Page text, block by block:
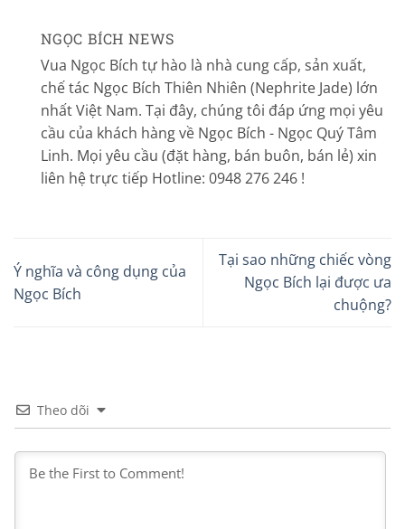
NGỌC BÍCH NEWS
Vua Ngọc Bích tự hào là nhà cung cấp, sản xuất,
chế tác Ngọc Bích Thiên Nhiên (Nephrite Jade) lớn
nhất Việt Nam. Tại đây, chúng tôi đáp ứng mọi yêu
cầu của khách hàng về Ngọc Bích - Ngọc Quý Tâm
Linh. Mọi yêu cầu (đặt hàng, bán buôn, bán lẻ) xin
liên hệ trực tiếp Hotline: 0948 276 246 !
Ý nghĩa và công dụng của
Ngọc Bích
Tại sao những chiếc vòng
Ngọc Bích lại được ưa
chuộng?
Theo dõi